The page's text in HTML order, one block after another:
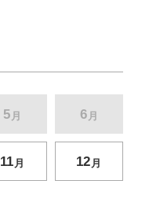
5 月 6 月
11 月 12 月